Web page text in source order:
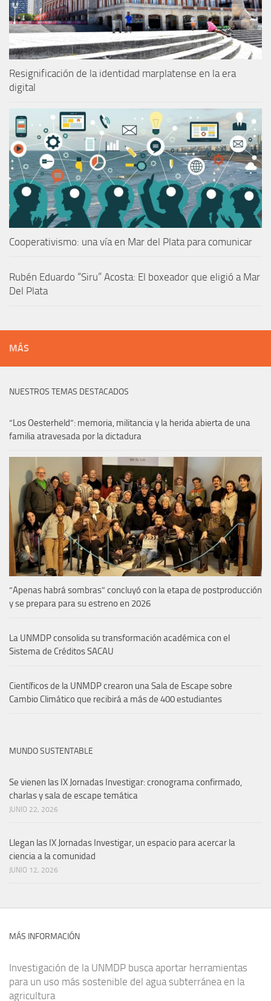
Resignificación de la identidad marplatense en la era
digital
Cooperativismo: una vía en Mar del Plata para comunicar
Rubén Eduardo “Siru” Acosta: El boxeador que eligió a Mar
Del Plata
MÁS
NUESTROS TEMAS DESTACADOS
“Los Oesterheld”: memoria, militancia y la herida abierta de una
familia atravesada por la dictadura
“Apenas habrá sombras” concluyó con la etapa de postproducción
y se prepara para su estreno en 2026
La UNMDP consolida su transformación académica con el
Sistema de Créditos SACAU
Científicos de la UNMDP crearon una Sala de Escape sobre
Cambio Climático que recibirá a más de 400 estudiantes
MUNDO SUSTENTABLE
Se vienen las IX Jornadas Investigar: cronograma confirmado,
charlas y sala de escape temática
JUNIO 22, 2026
Llegan las IX Jornadas Investigar, un espacio para acercar la
ciencia a la comunidad
JUNIO 12, 2026
MÁS INFORMACIÓN
Investigación de la UNMDP busca aportar herramientas
para un uso más sostenible del agua subterránea en la
agricultura